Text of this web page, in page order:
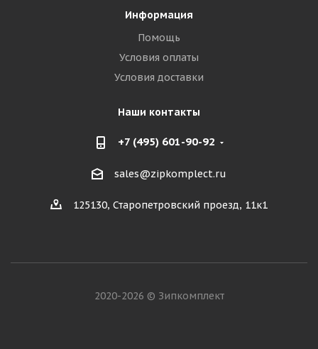
Информация
Помощь
Условия оплаты
Условия доставки
Наши контакты
+7 (495) 601-90-92
sales@zipkomplect.ru
125130, Старопетровский проезд, 11к1
2020-2026 © Зипкомплект